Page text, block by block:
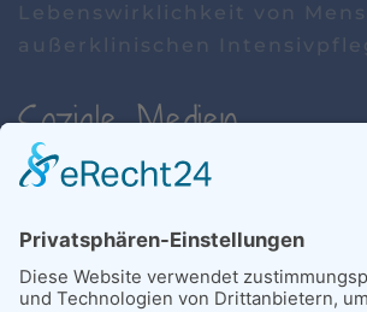
Lebenswirklichkeit von
außerklinischen
Soziale Medien